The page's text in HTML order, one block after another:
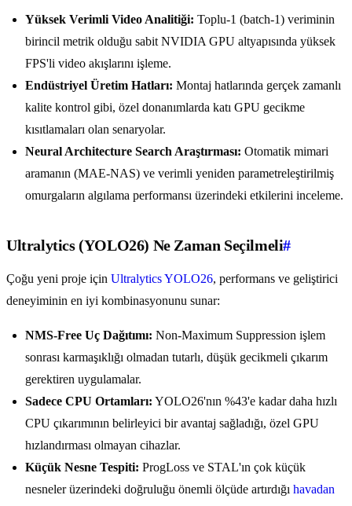
Yüksek Verimli Video Analitiği: Toplu-1 (batch-1) veriminin
birincil metrik olduğu sabit NVIDIA GPU altyapısında yüksek
FPS'li video akışlarını işleme.
Endüstriyel Üretim Hatları: Montaj hatlarında gerçek zamanlı
kalite kontrol gibi, özel donanımlarda katı GPU gecikme
kısıtlamaları olan senaryolar.
Neural Architecture Search Araştırması: Otomatik mimari
aramanın (MAE-NAS) ve verimli yeniden parametreleştirilmiş
omurgaların algılama performansı üzerindeki etkilerini inceleme.
Ultralytics (YOLO26) Ne Zaman Seçilmeli#
Çoğu yeni proje için Ultralytics YOLO26, performans ve geliştirici
deneyiminin en iyi kombinasyonunu sunar:
NMS-Free Uç Dağıtımı: Non-Maximum Suppression işlem
sonrası karmaşıklığı olmadan tutarlı, düşük gecikmeli çıkarım
gerektiren uygulamalar.
Sadece CPU Ortamları: YOLO26'nın %43'e kadar daha hızlı
CPU çıkarımının belirleyici bir avantaj sağladığı, özel GPU
hızlandırması olmayan cihazlar.
Küçük Nesne Tespiti: ProgLoss ve STAL'ın çok küçük
nesneler üzerindeki doğruluğu önemli ölçüde artırdığı havadan